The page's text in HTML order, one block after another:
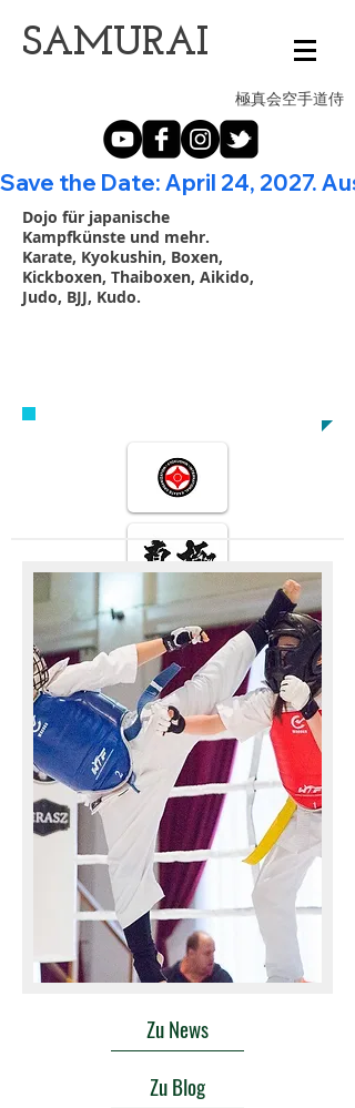
​SAMURAI
極真会空手道侍
Save the Date: April 24,
Dojo für japanische
Kampfkünste und mehr.
Karate, Kyokushin, Boxen,
Kickboxen, Thaiboxen, Aikido,
Judo, BJJ, Kudo.
Zu News
Zu Blog